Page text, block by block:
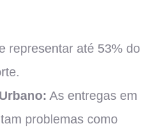
representar até 53% do
As entregas em
problemas como